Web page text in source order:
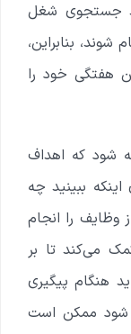
جستجوی شغل
شوند، بنابراین،
هفتگی خود را
شود که اهداف
ببینید چه
وظایف را انجام
می‌کند تا بر
هنگام پیگیری
شود ممکن است